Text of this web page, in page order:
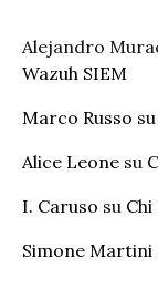
Alejandro
Wazuh SIEM
Marco Russo su
Alice Leone su
I. Caruso su
Simone Martini